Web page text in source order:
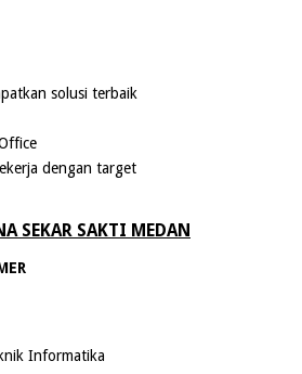
solusi terbaik
dengan target
SEKAR SAKTI MEDAN
Informatika